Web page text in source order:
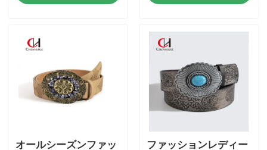
引用を要求しなさい
本革ベルト
編みこみの革ベルト
オールシーズンファッ ファッションレディー